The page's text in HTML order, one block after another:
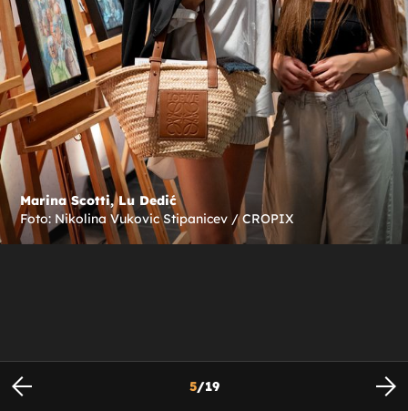
Marina Scotti, Lu Dedić
Foto: Nikolina Vukovic Stipanicev / CROPIX
5/19